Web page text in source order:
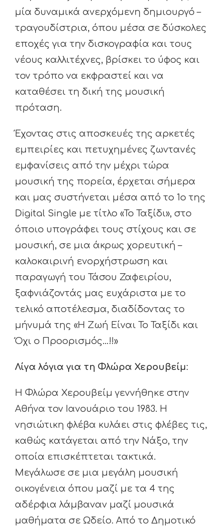
μία δυναμικά ανερχόμενη δημιουργό –
τραγουδίστρια, όπου μέσα σε δύσκολες
εποχές για την δισκογραφία και τους
νέους καλλιτέχνες, βρίσκει το ύφος και
τον τρόπο να εκφραστεί και να
καταθέσει τη δική της μουσική
πρόταση.
Έχοντας στις αποσκευές της αρκετές
εμπειρίες και πετυχημένες ζωντανές
εμφανίσεις από την μέχρι τώρα
μουσική της πορεία, έρχεται σήμερα
και μας συστήνεται μέσα από το 1ο της
Digital Single με τίτλο «Το Ταξίδι», στο
όποιο υπογράφει τους στίχους και σε
μουσική, σε μια άκρως χορευτική –
καλοκαιρινή ενορχήστρωση και
παραγωγή του Τάσου Ζαφειρίου,
ξαφνιάζοντάς μας ευχάριστα με το
τελικό αποτέλεσμα, διαδίδοντας το
μήνυμά της «Η Ζωή Είναι Το Ταξίδι και
Όχι ο Προορισμός…!!»
Λίγα λόγια για τη Φλώρα Χερουβείμ:
Η Φλώρα Χερουβείμ γεννήθηκε στην
Αθήνα τον Ιανουάριο του 1983. Η
νησιώτικη φλέβα κυλάει στις φλέβες τις,
καθώς κατάγεται από την Νάξο, την
οποία επισκέπτεται τακτικά.
Μεγάλωσε σε μια μεγάλη μουσική
οικογένεια όπου μαζί με τα 4 της
αδέρφια λάμβαναν μαζί μουσικά
μαθήματα σε Ωδείο. Από το Δημοτικό